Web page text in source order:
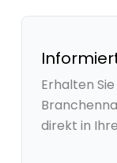
Erhalten
direkt in